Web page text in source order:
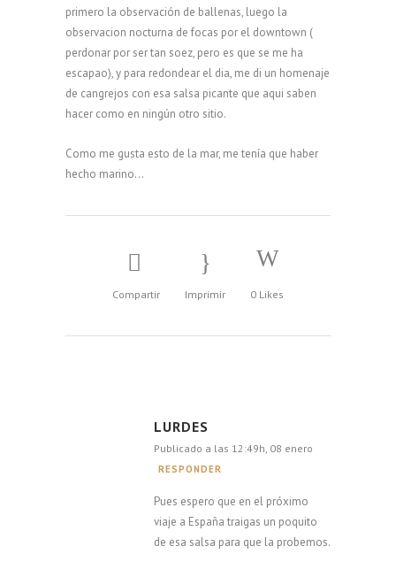
primero la observación de ballenas, luego la
observacion nocturna de focas por el downtown (
perdonar por ser tan soez, pero es que se me ha
escapao), y para redondear el dia, me di un homenaje
de cangrejos con esa salsa picante que aqui saben
hacer como en ningún otro sitio.
Como me gusta esto de la mar, me tenía que haber
hecho marino…
Compartir Imprimir 0 Likes
LURDES
Publicado a las 12:49h, 08 enero
RESPONDER
Pues espero que en el próximo
viaje a España traigas un poquito
de esa salsa para que la probemos.